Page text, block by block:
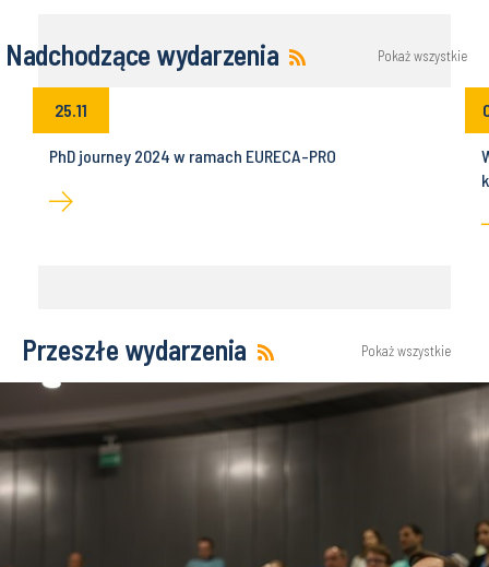
Nadchodzące wydarzenia Pokaż wszystkie
25.11
PhD journey 2024 w ramach EURECA-PRO
Przeszłe wydarzenia Pokaż wszystkie